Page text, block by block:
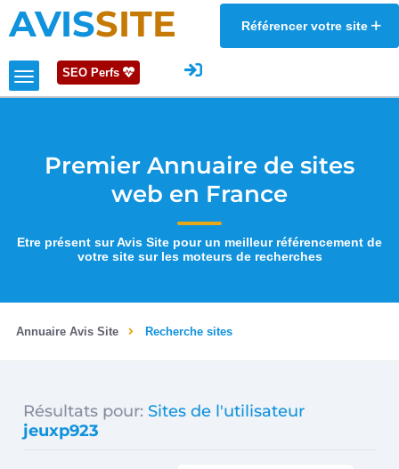
AVISSITE Référencer votre site
SEO Perfs
Premier Annuaire de sites
web en France
Etre présent sur Avis Site pour un meilleur référencement de
votre site sur les moteurs de recherches
Annuaire Avis Site Recherche sites
Résultats pour: Sites de l'utilisateur
jeuxp923